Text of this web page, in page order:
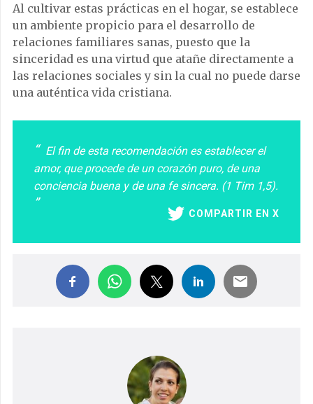
Al cultivar estas prácticas en el hogar, se establece
un ambiente propicio para el desarrollo de
relaciones familiares sanas, puesto que la
sinceridad es una virtud que atañe directamente a
las relaciones sociales y sin la cual no puede darse
una auténtica vida cristiana.
El fin de esta recomendación es establecer el
amor, que procede de un corazón puro, de una
conciencia buena y de una fe sincera. (1 Tim 1,5).
COMPARTIR EN X